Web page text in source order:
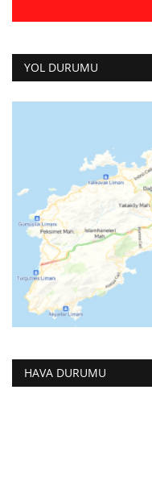
YOL DURUMU
HAVA DURUMU